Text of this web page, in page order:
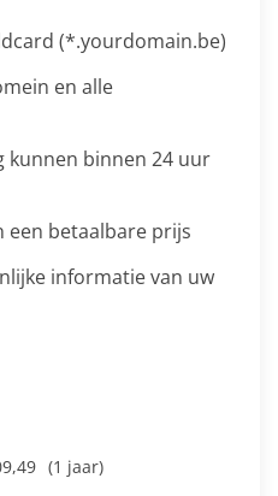
(*.yourdomain.be)
en alle
kunnen binnen 24 uur
een betaalbare prijs
informatie van uw
(1 jaar)